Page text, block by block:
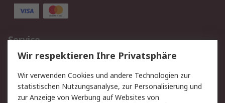
Service
Value Added Services
Lieferlösungen
Rücksendungen
Kontakt
Hilfe
Wir respektieren Ihre Privatsphäre
Wir verwenden Cookies und andere Technologien zur
statistischen Nutzungsanalyse, zur Personalisierung und
zur Anzeige von Werbung auf Websites von